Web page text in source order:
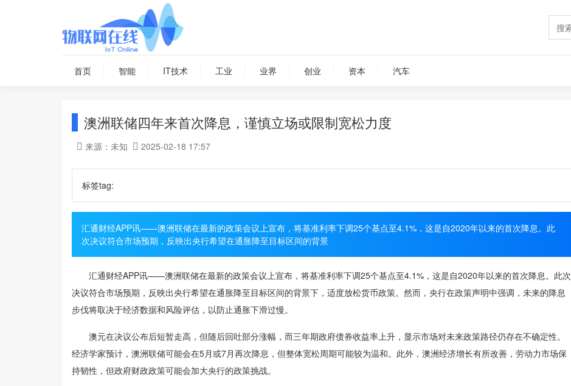
首页 智能 IT技术 工业 业界 创业 资本 汽车
澳洲联储四年来首次降息，谨慎立场或限制宽松力度
来源：未知 2025-02-18 17:57
标签tag:
汇通财经APP讯——澳洲联储在最新的政策会议上宣布，将基准利率下调25个基点至4.1%，这是自2020年以来的首次降息。此
次决议符合市场预期，反映出央行希望在通胀降至目标区间的背景
汇通财经APP讯——澳洲联储在最新的政策会议上宣布，将基准利率下调25个基点至4.1%，这是自2020年以来的首次降息。此次
决议符合市场预期，反映出央行希望在通胀降至目标区间的背景下，适度放松货币政策。然而，央行在政策声明中强调，未来的降息
步伐将取决于经济数据和风险评估，以防止通胀下滑过慢。
澳元在决议公布后短暂走高，但随后回吐部分涨幅，而三年期政府债券收益率上升，显示市场对未来政策路径仍存在不确定性。
经济学家预计，澳洲联储可能会在5月或7月再次降息，但整体宽松周期可能较为温和。此外，澳洲经济增长有所改善，劳动力市场保
持韧性，但政府财政政策可能会加大央行的政策挑战。